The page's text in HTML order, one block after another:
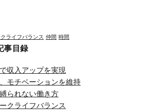
ライフバランス 仲間 時間
事目録
収入アップを実現
モチベーションを維持
られない働き方
クライフバランス